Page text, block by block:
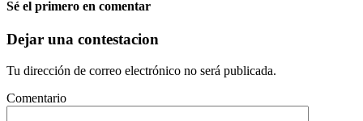
Sé el primero en comentar
Dejar una contestacion
Tu dirección de correo electrónico no será publicada.
Comentario